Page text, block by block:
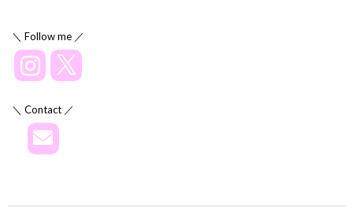
＼ Follow me ／
＼ Contact ／